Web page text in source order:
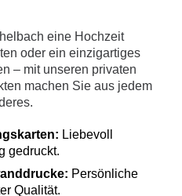
eine Hochzeit
oder ein einzigartiges
– mit unseren privaten
machen Sie aus jedem
Liebevoll
gedruckt.
Persönliche
Qualität.